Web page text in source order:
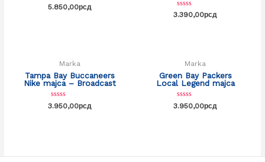
Rated
5.850,00рсд
Rated
3.390,00рсд
Marka
Tampa Bay Buccaneers
Nike majca – Broadcast
Rated
0
3.950,00рсд
Marka
Green Bay Packers
Local Legend majca
Rated
0
3.950,00рсд